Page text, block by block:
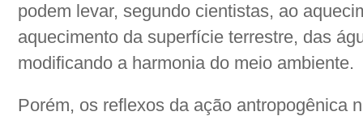
podem levar, segundo cientistas, ao
aquecimento da superfície terrestre, das
modificando a harmonia do meio ambiente.
Porém, os reflexos da ação antropogênica